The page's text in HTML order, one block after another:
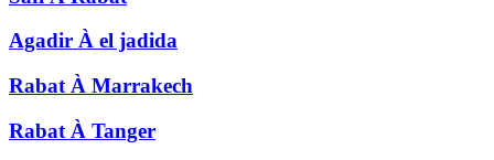
Agadir À el jadida
Rabat À Marrakech
Rabat À Tanger